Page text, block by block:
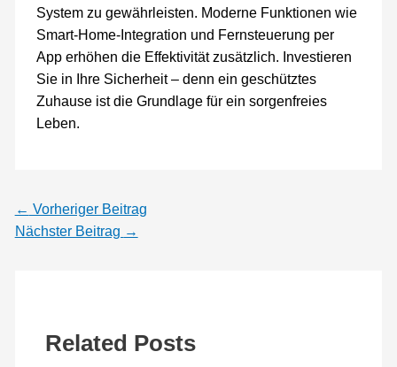
System zu gewährleisten. Moderne Funktionen wie
Smart-Home-Integration und Fernsteuerung per
App erhöhen die Effektivität zusätzlich. Investieren
Sie in Ihre Sicherheit – denn ein geschütztes
Zuhause ist die Grundlage für ein sorgenfreies
Leben.
← Vorheriger Beitrag
Nächster Beitrag →
Related Posts